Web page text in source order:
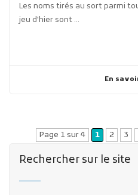
Les noms tirés au sort parmi
jeu d'hier sont ...
En
Page 1 sur 4 1 2 3
Rechercher sur le site